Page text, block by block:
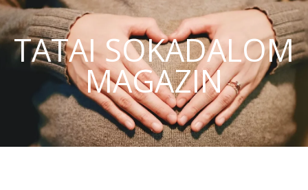
TATAI SOKADALOM
MAGAZIN